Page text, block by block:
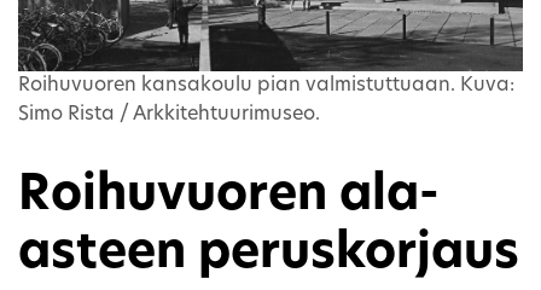
Roihuvuoren kansakoulu pian valmistuttuaan. Kuva:
Simo Rista / Arkkitehtuurimuseo.
Roihuvuoren ala-
asteen peruskorjaus